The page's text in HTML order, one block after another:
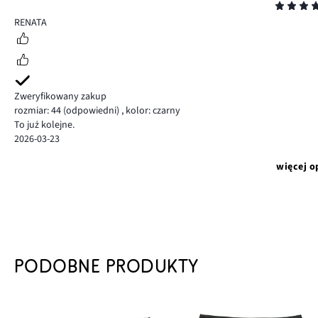
5
RENATA
Zweryfikowany zakup
rozmiar: 44 (odpowiedni) , kolor: czarny
To już kolejne.
2026-03-23
więcej
PODOBNE PRODUKTY